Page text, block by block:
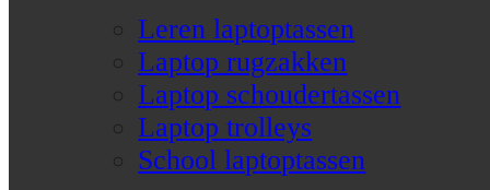
Leren laptoptassen
Laptop rugzakken
Laptop schoudertassen
Laptop trolleys
School laptoptassen